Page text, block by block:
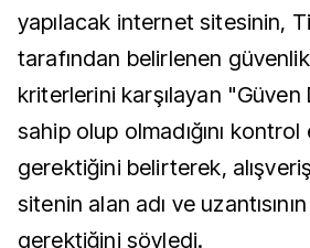
yapılacak internet sitesinin,
tarafından belirlenen
kriterlerini karşılayan "Güven
sahip olup olmadığını kontrol
gerektiğini belirterek,
sitenin alan adı ve
gerektiğini söyledi.